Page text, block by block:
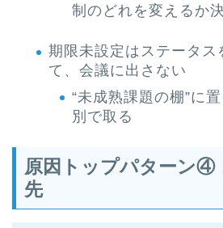
制のどれを変えるか決
期限未設定はステータス
て、会議に出さない
“未成熟課題の棚”に
別で取る
原因トップパターン④
先